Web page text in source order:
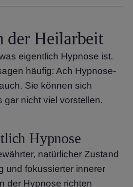
der Heilarbeit
eigentlich Hypnose ist.
häufig: Ach Hypnose-
Sie können sich
gar nicht viel vorstellen.
Hypnose
natürlicher Zustand
und fokussierter innerer
der Hypnose richten